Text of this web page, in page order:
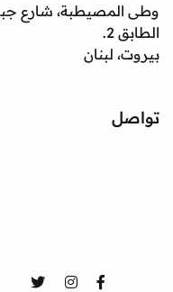
وطى المصيطبة، شارع
الطابق 2.
بيروت، لبنان
تواصل
Facebook
Instagram